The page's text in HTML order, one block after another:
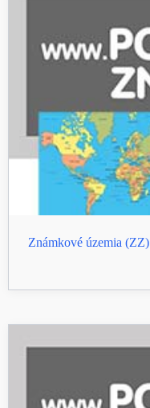
Známkové územia (ZZ)